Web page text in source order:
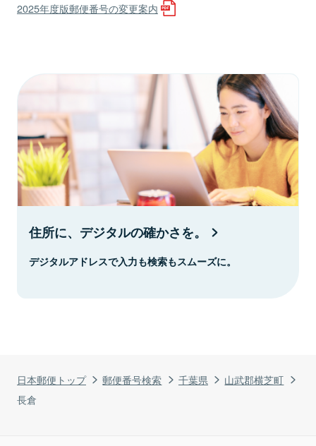
日本郵便トップ 郵便番号検索 千葉県
山武郡横芝町
長倉
2025年度版郵便番号の変更案内
住所に、デジタルの確かさを。
デジタルアドレスで入力も検索もスムーズに。